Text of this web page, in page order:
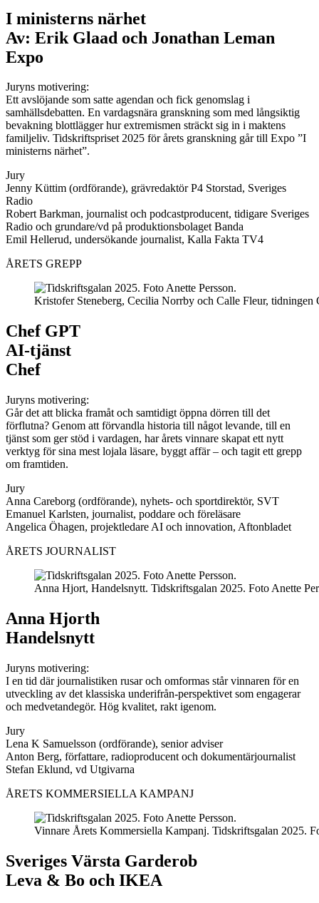
I ministerns närhet
Av: Erik Glaad och Jonathan Leman
Expo
Juryns motivering:
Ett avslöjande som satte agendan och fick genomslag i
samhällsdebatten. En vardagsnära granskning som med långsiktig
bevakning blottlägger hur extremismen sträckt sig in i maktens
familjeliv. Tidskriftspriset 2025 för årets granskning går till Expo ”I
ministerns närhet”.
Jury
Jenny Küttim (ordförande), grävredaktör P4 Storstad, Sveriges
Radio
Robert Barkman, journalist och podcastproducent, tidigare Sveriges
Radio och grundare/vd på produktionsbolaget Banda
Emil Hellerud, undersökande journalist, Kalla Fakta TV4
ÅRETS GREPP
Kristofer Steneberg, Cecilia Norrby och Calle Fleur, tidningen
Chef GPT
AI-tjänst
Chef
Juryns motivering:
Går det att blicka framåt och samtidigt öppna dörren till det
förflutna? Genom att förvandla historia till något levande, till en
tjänst som ger stöd i vardagen, har årets vinnare skapat ett nytt
verktyg för sina mest lojala läsare, byggt affär – och tagit ett grepp
om framtiden.
Jury
Anna Careborg (ordförande), nyhets- och sportdirektör, SVT
Emanuel Karlsten, journalist, poddare och föreläsare
Angelica Öhagen, projektledare AI och innovation, Aftonbladet
ÅRETS JOURNALIST
Anna Hjort, Handelsnytt. Tidskriftsgalan 2025. Foto Anette
Anna Hjorth
Handelsnytt
Juryns motivering:
I en tid där journalistiken rusar och omformas står vinnaren för en
utveckling av det klassiska underifrån-perspektivet som engagerar
och medvetandegör. Hög kvalitet, rakt igenom.
Jury
Lena K Samuelsson (ordförande), senior adviser
Anton Berg, författare, radioproducent och dokumentärjournalist
Stefan Eklund, vd Utgivarna
ÅRETS KOMMERSIELLA KAMPANJ
Vinnare Årets Kommersiella Kampanj. Tidskriftsgalan 2025.
Sveriges Värsta Garderob
Leva & Bo och IKEA